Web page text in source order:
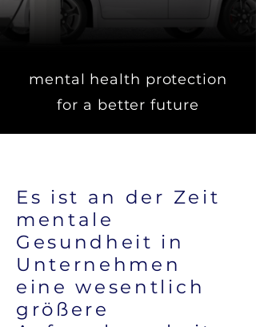
mental health protection
for a better future
Es ist an der Zeit
mentale
Gesundheit in
Unternehmen
eine wesentlich
größere